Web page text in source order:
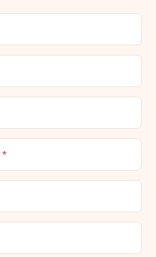
und kannst sie jederzeit in
einsehen. Du kannst das